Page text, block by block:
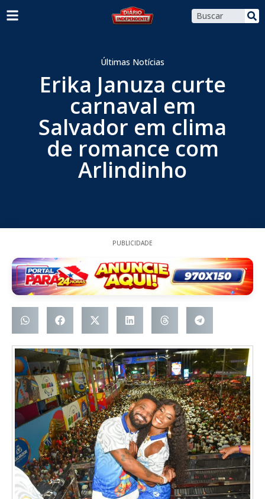
Últimas Notícias
Erika Januza curte
carnaval em
Salvador em clima
de romance com
Arlindinho
PUBLICIDADE